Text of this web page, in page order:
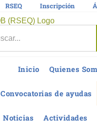
RSEQ Inscripción
Inicio Quienes
Convocatorias de ayudas
Noticias Actividades